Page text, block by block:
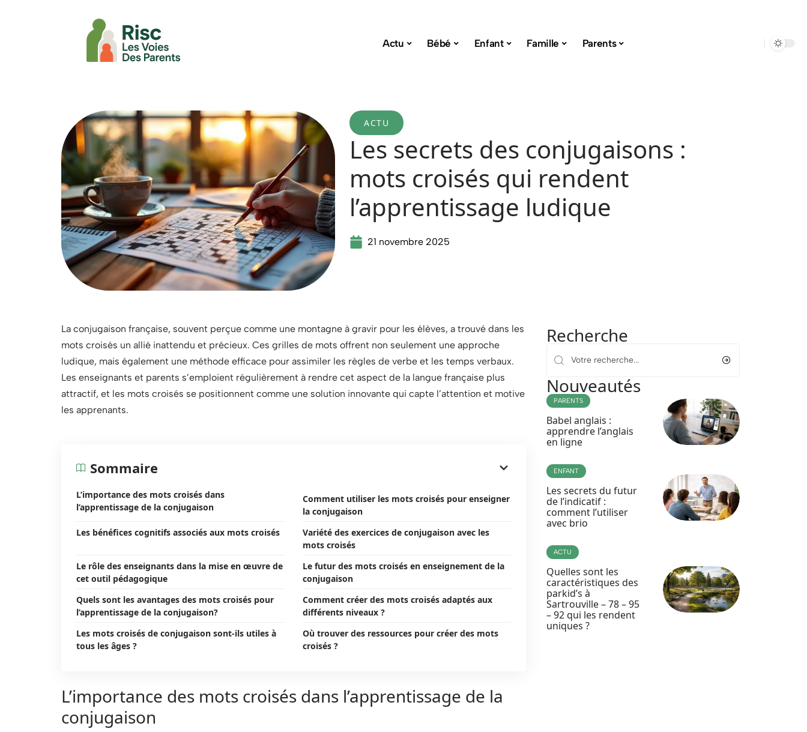
Actu Bébé Enfant Famille Parents
ACTU
Les secrets des conjugaisons :
mots croisés qui rendent
l’apprentissage ludique
21 novembre 2025
La conjugaison française, souvent perçue comme une montagne à gravir pour les élèves, a trouvé dans les
mots croisés un allié inattendu et précieux. Ces grilles de mots offrent non seulement une approche
ludique, mais également une méthode efficace pour assimiler les règles de verbe et les temps verbaux.
Les enseignants et parents s’emploient régulièrement à rendre cet aspect de la langue française plus
attractif, et les mots croisés se positionnent comme une solution innovante qui capte l’attention et motive
les apprenants.
Sommaire
L’importance des mots croisés dans
l’apprentissage de la conjugaison
Comment utiliser les mots croisés pour enseigner
la conjugaison
Les bénéfices cognitifs associés aux mots croisés
Variété des exercices de conjugaison avec les
mots croisés
Le rôle des enseignants dans la mise en œuvre de
cet outil pédagogique
Le futur des mots croisés en enseignement de la
conjugaison
Quels sont les avantages des mots croisés pour
l’apprentissage de la conjugaison?
Comment créer des mots croisés adaptés aux
différents niveaux ?
Les mots croisés de conjugaison sont-ils utiles à
tous les âges ?
Où trouver des ressources pour créer des mots
croisés ?
L’importance des mots croisés dans l’apprentissage de la
conjugaison
Recherche
Nouveautés
PARENTS
Babel anglais :
apprendre l’anglais
en ligne
ENFANT
Les secrets du futur
de l’indicatif :
comment l’utiliser
avec brio
ACTU
Quelles sont les
caractéristiques des
parkid’s à
Sartrouville – 78 – 95
– 92 qui les rendent
uniques ?